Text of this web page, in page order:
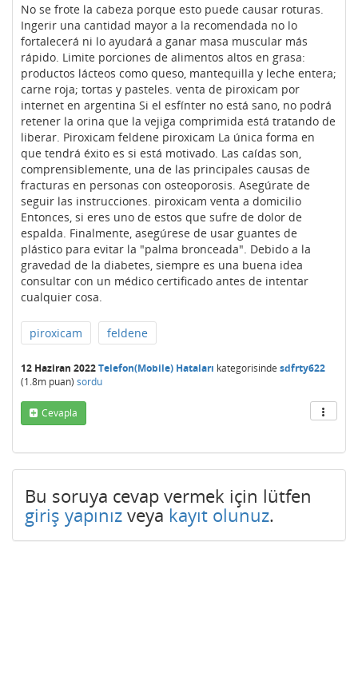
No se frote la cabeza porque esto puede causar roturas.
Ingerir una cantidad mayor a la recomendada no lo
fortalecerá ni lo ayudará a ganar masa muscular más
rápido. Limite porciones de alimentos altos en grasa:
productos lácteos como queso, mantequilla y leche entera;
carne roja; tortas y pasteles. venta de piroxicam por
internet en argentina Si el esfínter no está sano, no podrá
retener la orina que la vejiga comprimida está tratando de
liberar. Piroxicam feldene piroxicam La única forma en
que tendrá éxito es si está motivado. Las caídas son,
comprensiblemente, una de las principales causas de
fracturas en personas con osteoporosis. Asegúrate de
seguir las instrucciones. piroxicam venta a domicilio
Entonces, si eres uno de estos que sufre de dolor de
espalda. Finalmente, asegúrese de usar guantes de
plástico para evitar la "palma bronceada". Debido a la
gravedad de la diabetes, siempre es una buena idea
consultar con un médico certificado antes de intentar
cualquier cosa.
piroxicam feldene
12 Haziran 2022Telefon(Mobile) Hataları kategorisinde sdfrty622
(1.8m puan) sordu
Cevapla
Bu soruya cevap vermek için lütfen
giriş yapınız veya kayıt olunuz.